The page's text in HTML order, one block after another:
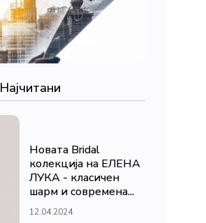
Најчитани
Новата Bridal
колекција на ЕЛЕНА
ЛУКА - класичен
шарм и современа...
12.04.2024